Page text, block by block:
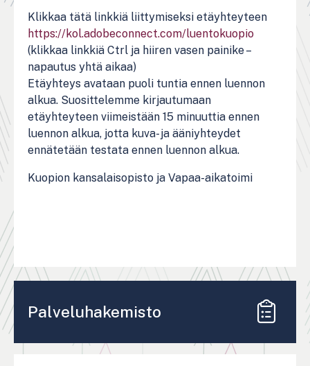
Klikkaa tätä linkkiä liittymiseksi etäyhteyteen
https://kol.adobeconnect.com/luentokuopio
(klikkaa linkkiä Ctrl ja hiiren vasen painike –
napautus yhtä aikaa)
Etäyhteys avataan puoli tuntia ennen luennon
alkua. Suosittelemme kirjautumaan
etäyhteyteen viimeistään 15 minuuttia ennen
luennon alkua, jotta kuva- ja ääniyhteydet
ennätetään testata ennen luennon alkua.
Kuopion kansalaisopisto ja Vapaa-aikatoimi
Palveluhakemisto